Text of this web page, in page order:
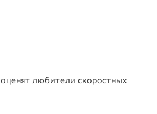
оценят любители скоростных